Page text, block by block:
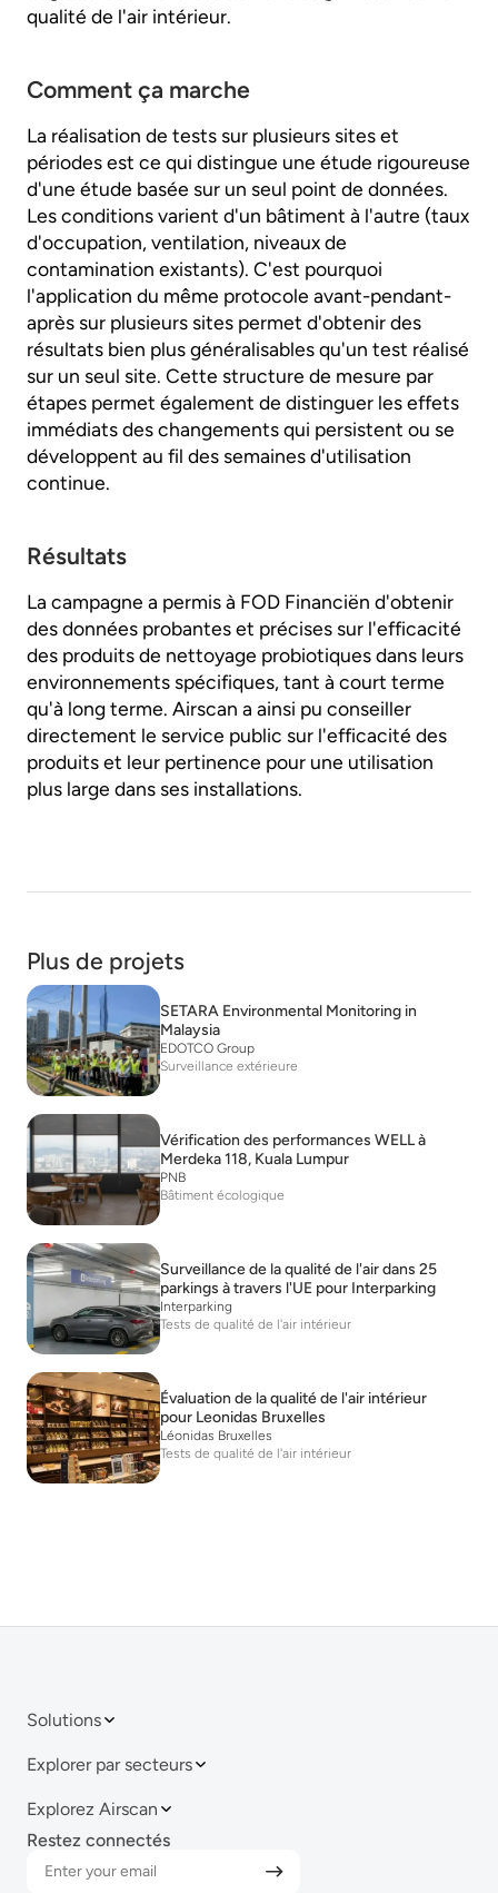
qualité de l'air intérieur.
Comment ça marche
La réalisation de tests sur plusieurs sites et
périodes est ce qui distingue une étude rigoureuse
d'une étude basée sur un seul point de données.
Les conditions varient d'un bâtiment à l'autre (taux
d'occupation, ventilation, niveaux de
contamination existants). C'est pourquoi
l'application du même protocole avant-pendant-
après sur plusieurs sites permet d'obtenir des
résultats bien plus généralisables qu'un test réalisé
sur un seul site. Cette structure de mesure par
étapes permet également de distinguer les effets
immédiats des changements qui persistent ou se
développent au fil des semaines d'utilisation
continue.
Résultats
La campagne a permis à FOD Financiën d'obtenir
des données probantes et précises sur l'efficacité
des produits de nettoyage probiotiques dans leurs
environnements spécifiques, tant à court terme
qu'à long terme. Airscan a ainsi pu conseiller
directement le service public sur l'efficacité des
produits et leur pertinence pour une utilisation
plus large dans ses installations.
Plus de projets
SETARA Environmental Monitoring in
Malaysia
EDOTCO Group
Surveillance extérieure
Vérification des performances WELL à
Merdeka 118, Kuala Lumpur
PNB
Bâtiment écologique
Surveillance de la qualité de l'air dans 25
parkings à travers l'UE pour Interparking
Interparking
Tests de qualité de l'air intérieur
Évaluation de la qualité de l'air intérieur
pour Leonidas Bruxelles
Léonidas Bruxelles
Tests de qualité de l'air intérieur
Solutions
Explorer par secteurs
Explorez Airscan
Restez connectés